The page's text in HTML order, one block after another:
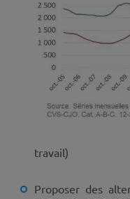
travail)
Proposer des